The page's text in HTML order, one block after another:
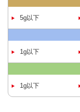
5g以下
1g以下
1g以下